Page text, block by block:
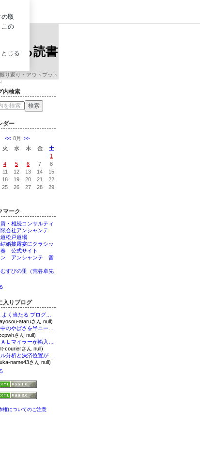
院准教授による読書日記
会
よる読書
り返り・アウトプット
内検索
ダー
<< 8月 >>
火 水 木 金
土
1
4 5 6 7
8
11 12 13 14
15
18 19 20 21
22
25 26 27 28
29
マーク
・相続コンサルティ
会社アンシャンテ
松戸道場
婚披露宴にクラシッ
奏 公式サイト
ン アンシャンテ 音
すびの里（荒谷卓先
入りブログ
ataruさん null)
さん null)
courierさん null)
name43さん null)
権についてのご注意